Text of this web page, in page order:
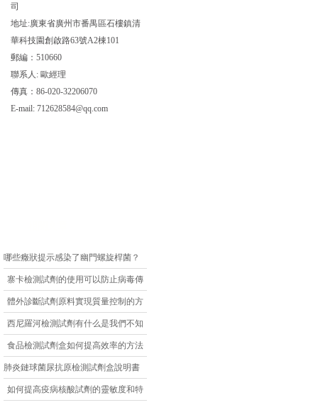
司
地址:廣東省廣州市番禺區石樓鎮清
華科技園創啟路63號A2棟101
郵編：510660
聯系人: 歐經理
傳真：86-020-32206070
E-mail: 712628584@qq.com
哪些癥狀提示感染了幽門螺旋桿菌？
寨卡檢測試劑的使用可以防止病毒傳
播
體外診斷試劑原料實現質量控制的方
法有哪些？
西尼羅河檢測試劑有什么是我們不知
道的
食品檢測試劑盒如何提高效率的方法
應運而生
肺炎鏈球菌尿抗原檢測試劑盒說明書
如何提高疫病核酸試劑的靈敏度和特